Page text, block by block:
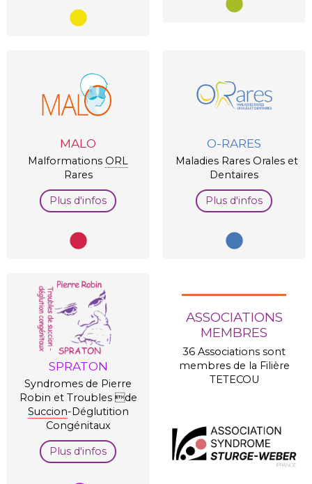
MALO
Malformations ORL
Rares
Plus d'infos
O-RARES
Maladies Rares Orales et
Dentaires
Plus d'infos
SPRATON
Syndromes de Pierre
Robin et Troubles de
Succion-Déglutition
Congénitaux
Plus d'infos
ASSOCIATIONS
MEMBRES
36 Associations sont
membres de la Filière
TETECOU